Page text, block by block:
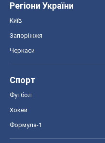
Регіони України
Київ
Запоріжжя
Черкаси
Спорт
Футбол
Хокей
Формула-1